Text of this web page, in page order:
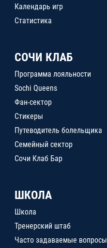
Календарь игр
Статистика
СОЧИ КЛАБ
Программа лояльности
Sochi Queens
Фан-сектор
Стикеры
Путеводитель болельщика
Семейный сектор
Сочи Клаб Бар
ШКОЛА
Школа
Тренерский штаб
Часто задаваемые вопросы